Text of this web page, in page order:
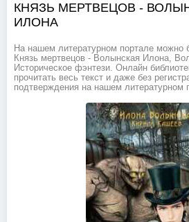
КНЯЗЬ МЕРТВЕЦОВ -
ИЛОНА
На нашем литературном портале можно
Князь мертвецов - Волынская Илона,
Историческое фэнтези. Онлайн
прочитать весь текст и даже без
подтверждения на нашем литературном